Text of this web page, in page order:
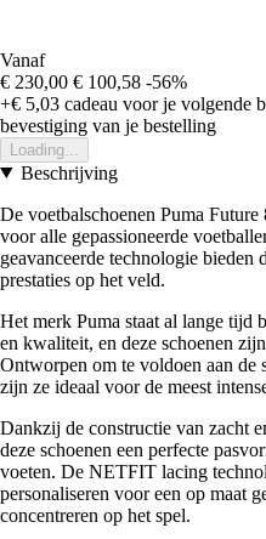
Vanaf
€ 230,00 € 100,58 -56%
+€ 5,03 cadeau voor je volgende
bevestiging van je bestelling
Loading...
Beschrijving
De voetbalschoenen Puma
voor alle gepassioneerde
geavanceerde technologie bieden
prestaties op het veld.
Het merk Puma staat al lange tijd
en kwaliteit, en deze schoenen
Ontworpen om te voldoen aan de
zijn ze ideaal voor de meest
Dankzij de constructie van zacht
deze schoenen een perfecte
voeten. De NETFIT lacing
personaliseren voor een op maat
concentreren op het spel.